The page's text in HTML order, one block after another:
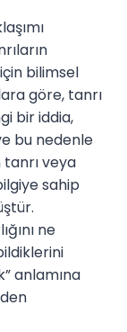
bilimsel
göre, tanrı
bir iddia,
bu nedenle
tanrı veya
sahip
ne
anlamına